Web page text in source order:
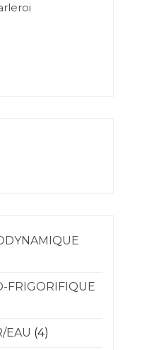
FRIGORIFIQUE
EAU (4)